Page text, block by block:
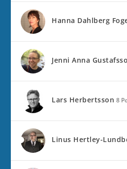
Hanna Dahlberg
Jenni Anna
Lars Herbertsson 8
Linus Hertley-